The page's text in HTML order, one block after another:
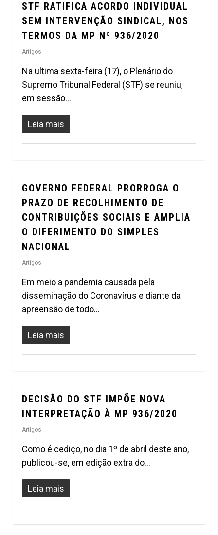
STF RATIFICA ACORDO INDIVIDUAL
SEM INTERVENÇÃO SINDICAL, NOS
TERMOS DA MP Nº 936/2020
Artigos
Na ultima sexta-feira (17), o Plenário do
Supremo Tribunal Federal (STF) se reuniu,
em sessão…
Leia mais
0
GOVERNO FEDERAL PRORROGA O
PRAZO DE RECOLHIMENTO DE
CONTRIBUIÇÕES SOCIAIS E AMPLIA
O DIFERIMENTO DO SIMPLES
NACIONAL
Artigos
Em meio a pandemia causada pela
disseminação do Coronavírus e diante da
apreensão de todo…
Leia mais
0
DECISÃO DO STF IMPÕE NOVA
INTERPRETAÇÃO À MP 936/2020
Artigos
Como é cediço, no dia 1º de abril deste ano,
publicou-se, em edição extra do…
Leia mais
0